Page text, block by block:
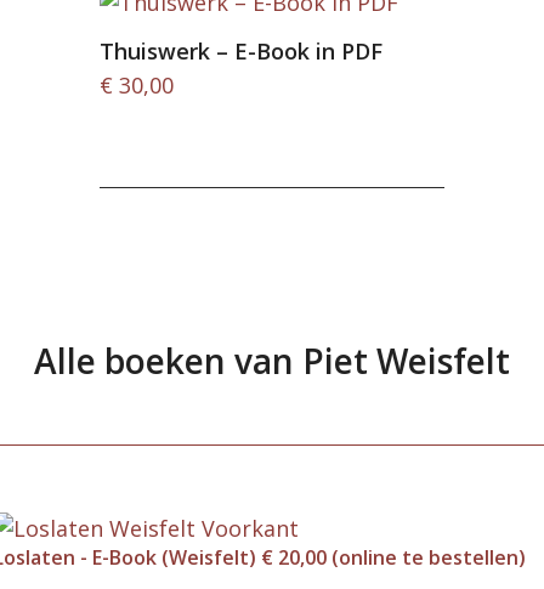
Thuiswerk – E-Book in PDF
€ 30,00
Alle boeken van Piet Weisfelt
- E-Book (Weisfelt) € 20,00 (online te bestellen)